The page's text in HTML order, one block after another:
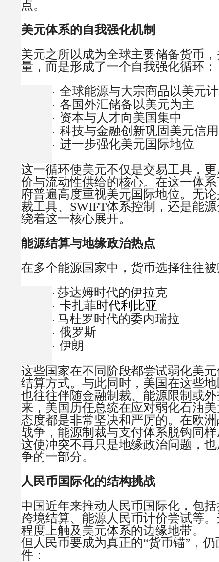
点。
美元体系的自我强化机制
美元之所以成为全球主要储备货币
量，而是形成了一个自我强化循环：
· 全球能源与大宗商品以美元
· 各国外汇储备以美元为主
· 资本与人才向美国集中
· 科技与金融创新巩固美元信用
· 进一步强化美元国际地位
这一循环使美元不仅是交易工具，
价与流动性供给的核心。在这一体
府普遍高度重视美元国际地位。无
裁工具、SWIFT体系控制，还是能
绕着这一核心展开。
能源结算与地缘政治热点
在多个能源国家中，货币选择往往
· 莎达姆时代的伊拉克
· 卡扎菲时代利比亚
· 马杜罗时代的委内瑞拉
· 俄罗斯
· 伊朗
这些国家在不同阶段都尝试弱化美
结算方式。与此同时，美国在这些
也往往伴随金融制裁、能源限制或
来，美国历任总统在应对弱化石油
态度都是非常坚决和严厉的。在欧
战争，能源制裁与支付体系脱钩同
这使冲突不再只是地缘政治问题，
争的一部分。
人民币国际化的结构挑战
中国近年来推动人民币国际化，包
跨境结算、能源人民币计价尝试等
程度上触及美元体系的边缘地带。
但人民币要成为真正的“货币锚”，
件：